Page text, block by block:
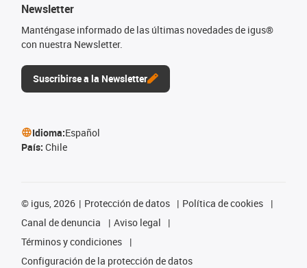
Newsletter
Manténgase informado de las últimas novedades de igus®
con nuestra Newsletter.
Suscribirse a la Newsletter
Idioma:Español
País: Chile
© igus, 2026 Protección de datos
Política de cookies
Canal de denuncia
Aviso legal
Términos y condiciones
Configuración de la protección de datos